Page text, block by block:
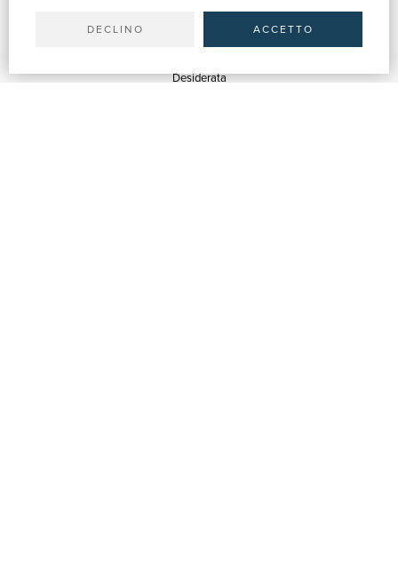
DECLINO ACCETTO
Spedizioni
Desiderata